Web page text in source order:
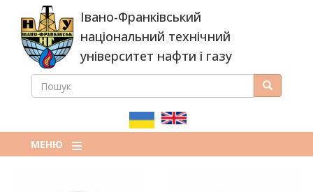
основного
вмісту
Івано-Франківський
національний технічний
університет нафти і газу
ПОШУКОВА
ПОШУК Пошук
МЕНЮ